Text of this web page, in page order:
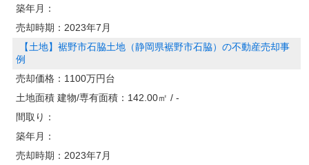
築年月：
売却時期： 2023年7月
【土地】裾野市石脇土地（静岡県裾野市石脇）の不動産売却事
例
売却価格： 1100万円台
土地面積 建物/専有面積： 142.00㎡ / -
間取り：
築年月：
売却時期： 2023年7月